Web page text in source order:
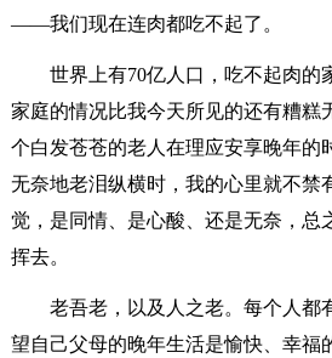
——我们现在连肉都吃不起了。
世界上有70亿人口，吃不起肉的
家庭的情况比我今天所见的还有糟糕
个白发苍苍的老人在理应安享晚年的
无奈地老泪纵横时，我的心里就不禁
觉，是同情、是心酸、还是无奈，总
挥去。
老吾老，以及人之老。每个人都
望自己父母的晚年生活是愉快、幸福